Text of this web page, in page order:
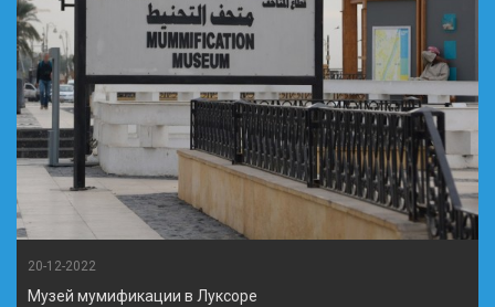
20-12-2022
Музей мумификации в Луксоре